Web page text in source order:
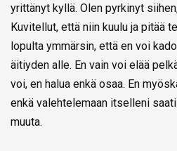
yrittänyt kyllä. Olen pyrkinyt
Kuvitellut, että niin kuulu ja pitää
lopulta ymmärsin, että en voi
äitiyden alle. En vain voi elää
voi, en halua enkä osaa. En
enkä valehtelemaan itselleni
muuta.